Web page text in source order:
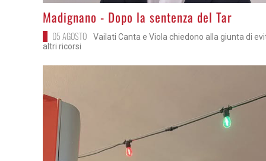
>Madignano - Dopo la sentenza del Tar
05 AGOSTO
Vailati Canta e Viola chiedono alla giunta di
altri ricorsi